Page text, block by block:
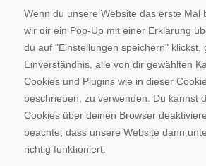
Wenn du unsere Website das erste Mal
wir dir ein Pop-Up mit einer Erklärung
du auf "Einstellungen speichern" klickst,
Einverständnis, alle von dir gewählten
Cookies und Plugins wie in dieser
beschrieben, zu verwenden. Du kannst
Cookies über deinen Browser
beachte, dass unsere Website dann
richtig funktioniert.